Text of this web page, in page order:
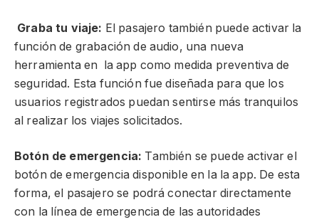
Graba tu viaje: El pasajero también puede activar la
función de grabación de audio, una nueva
herramienta en la app como medida preventiva de
seguridad. Esta función fue diseñada para que los
usuarios registrados puedan sentirse más tranquilos
al realizar los viajes solicitados.
Botón de emergencia: También se puede activar el
botón de emergencia disponible en la la app. De esta
forma, el pasajero se podrá conectar directamente
con la línea de emergencia de las autoridades